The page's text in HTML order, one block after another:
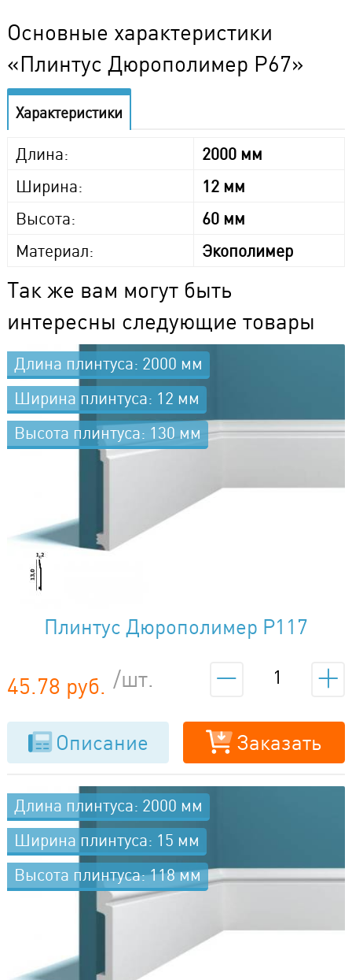
Основные характеристики
«Плинтус Дюрополимер P67»
Характеристики
Длина:
2000 мм
Ширина:
12 мм
Высота:
60 мм
Материал:
Экополимер
Так же вам могут быть
интересны следующие товары
Длина плинтуса: 2000 мм
Ширина плинтуса: 12 мм
Высота плинтуса: 130 мм
Плинтус Дюрополимер P117
45.78 руб. /шт.
Описание Заказать
Длина плинтуса: 2000 мм
Ширина плинтуса: 15 мм
Высота плинтуса: 118 мм